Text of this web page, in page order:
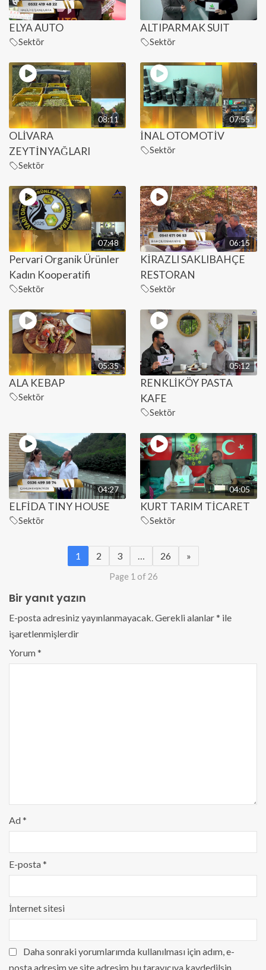
ELYA AUTO
Sektör
ALTIPARMAK SUIT
Sektör
08:11
OLİVARA
ZEYTİNYAĞLARI
Sektör
07:55
İNAL OTOMOTİV
Sektör
07:48
Pervari Organik Ürünler
Kadın Kooperatifi
Sektör
06:15
KİRAZLI SAKLIBAHÇE
RESTORAN
Sektör
05:35
ALA KEBAP
Sektör
05:12
RENKLİKÖY PASTA
KAFE
Sektör
04:27
ELFİDA TINY HOUSE
Sektör
04:05
KURT TARIM TİCARET
Sektör
1 2 3 26 »
Page 1 of 26
Bir yanıt yazın
E-posta adresiniz yayınlanmayacak. Gerekli alanlar* ile
işaretlenmişlerdir
Yorum*
Ad*
E-posta*
İnternet sitesi
Daha sonraki yorumlarımda kullanılması için adım, e-
posta adresim ve site adresim bu tarayıcıya kaydedilsin.